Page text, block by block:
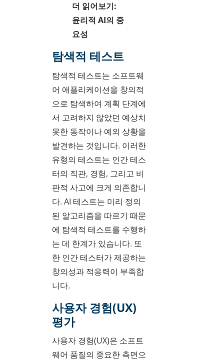
더 읽어보기:
윤리적 AI의 중
요성
탐색적 테스트
탐색적 테스트는 소프트웨
어 애플리케이션을 창의적
으로 탐색하여 계획 단계에
서 고려하지 않았던 예상치
못한 동작이나 예외 상황을
발견하는 것입니다. 이러한
유형의 테스트는 인간 테스
터의 직관, 경험, 그리고 비
판적 사고에 크게 의존합니
다. AI 테스트는 미리 정의
된 알고리즘을 따르기 때문
에 탐색적 테스트를 수행하
는 데 한계가 있습니다. 또
한 인간 테스터가 제공하는
창의성과 적응력이 부족합
니다.
사용자 경험(UX)
평가
사용자 경험(UX)은 소프트
웨어 품질의 중요한 측면으